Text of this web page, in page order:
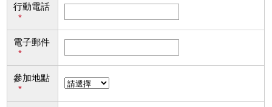
行動電話
*
電子郵件
*
參加地點
*